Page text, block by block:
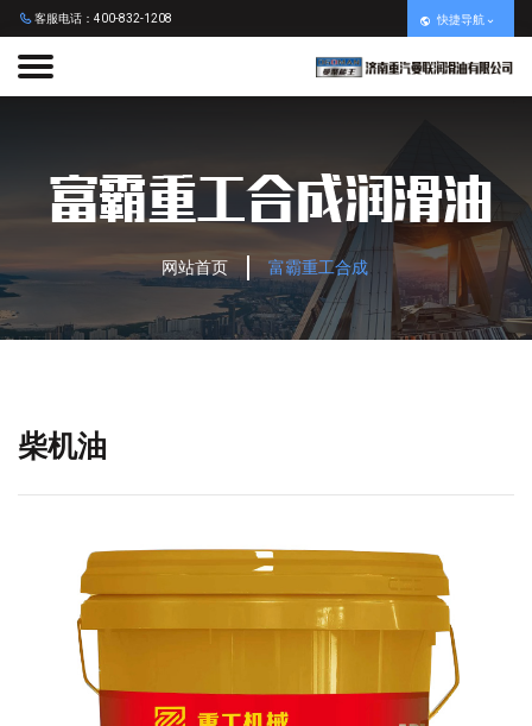
客服电话：400-832-1208 快捷导航
网站首页 富霸重工合成
柴机油